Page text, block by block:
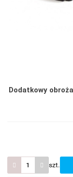
Dodatkowy
szt.